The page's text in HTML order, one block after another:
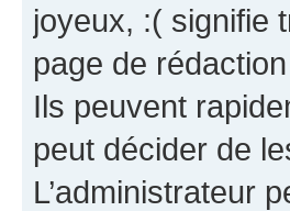
joyeux, :( signifie
page de
Ils peuvent
peut décider de
L’administrateur